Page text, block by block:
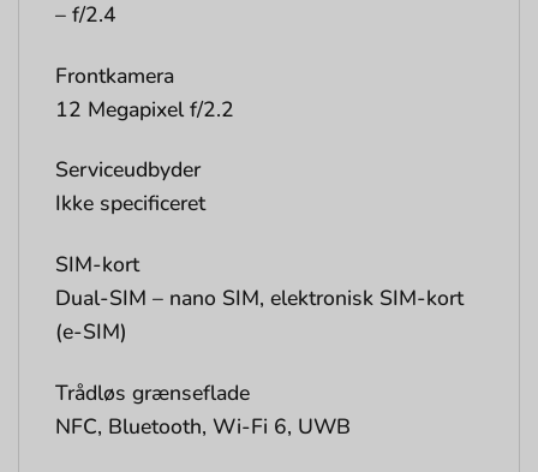
– f/2.4
Frontkamera
12 Megapixel f/2.2
Serviceudbyder
Ikke specificeret
SIM-kort
Dual-SIM – nano SIM, elektronisk SIM-kort
(e-SIM)
Trådløs grænseflade
NFC, Bluetooth, Wi-Fi 6, UWB